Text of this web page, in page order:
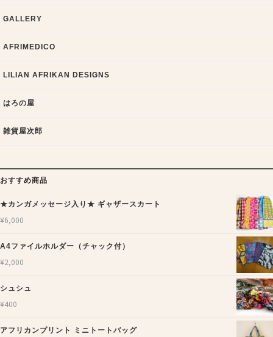
GALLERY
AFRIMEDICO
LILIAN AFRIKAN DESIGNS
はろの屋
雑貨屋次郎
おすすめ商品
★カンガメッセージ入り★ ギャザースカート
¥6,000
A4ファイルホルダー（チャック付）
¥2,000
シュシュ
¥400
アフリカンプリント ミニトートバッグ